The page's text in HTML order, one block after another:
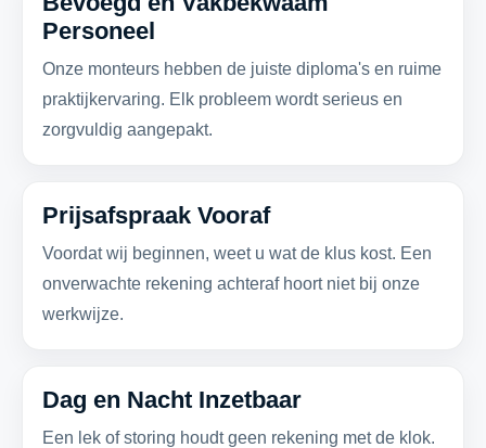
Personeel
Onze monteurs hebben de juiste diploma's en ruime
praktijkervaring. Elk probleem wordt serieus en
zorgvuldig aangepakt.
Prijsafspraak Vooraf
Voordat wij beginnen, weet u wat de klus kost. Een
onverwachte rekening achteraf hoort niet bij onze
werkwijze.
Dag en Nacht Inzetbaar
Een lek of storing houdt geen rekening met de klok.